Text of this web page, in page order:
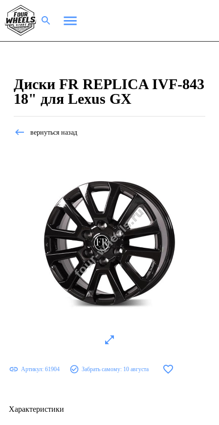
Диски FR REPLICA IVF-843
18" для Lexus GX
вернуться назад
Артикул: 61904 Забрать самому: 10 августа
Характеристики